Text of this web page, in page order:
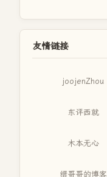
友情链接
joojenZhou
东评西就
木本无心
缙哥哥的博客